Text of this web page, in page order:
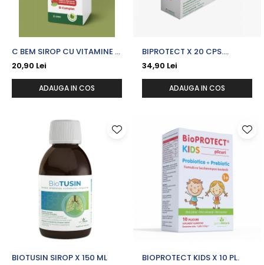
C BEM SIROP CU VITAMINE B
SI EXTRACT DE MACESE X
20,90 Lei
ADAUGA IN COS
BIPROTECT X 20 CPS.
GASTROREZISTENTE
34,90 Lei
ADAUGA IN COS
BIOTUSIN SIROP X 150 ML
BIOPROTECT KIDS X 10 PL.